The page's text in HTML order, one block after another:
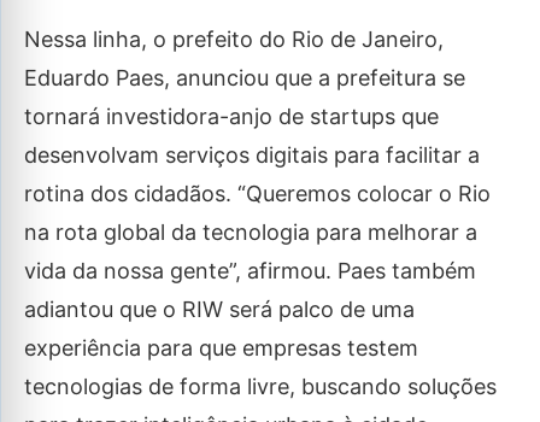
Nessa linha, o prefeito do Rio de Janeiro,
Eduardo Paes, anunciou que a prefeitura se
tornará investidora-anjo de startups que
desenvolvam serviços digitais para facilitar a
rotina dos cidadãos. “Queremos colocar o Rio
na rota global da tecnologia para melhorar a
vida da nossa gente”, afirmou. Paes também
adiantou que o RIW será palco de uma
experiência para que empresas testem
tecnologias de forma livre, buscando soluções